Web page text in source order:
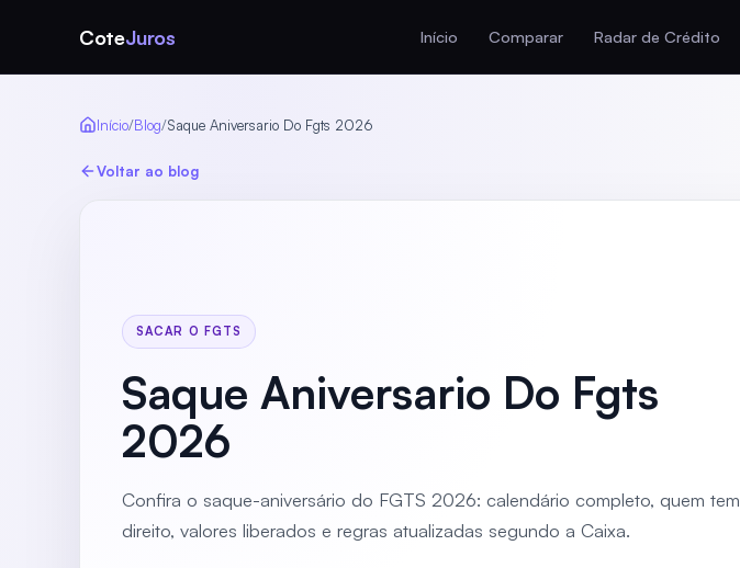
CoteJuros Início Comparar Radar de Crédito
Início/Blog/Saque Aniversario Do Fgts 2026
Voltar ao blog
SACAR O FGTS
Saque Aniversario Do Fgts
2026
Confira o saque-aniversário do FGTS 2026: calendário completo, quem tem
direito, valores liberados e regras atualizadas segundo a Caixa.